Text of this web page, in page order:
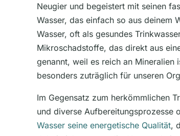
Neugier und begeistert mit seinen
Wasser, das einfach so aus deinem
Wasser, oft als gesundes
Mikroschadstoffe, das direkt aus
genannt, weil es reich an
besonders zuträglich für unseren
Im Gegensatz zum herkömmlichen
und diverse Aufbereitungsprozesse
Wasser seine energetische Qualität,